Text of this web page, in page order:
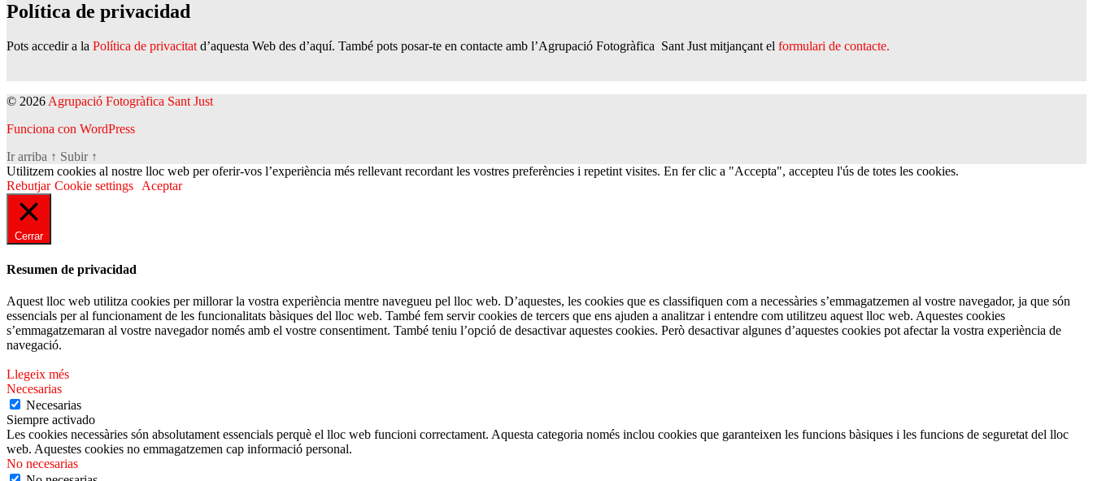
Política de privacidad
Pots accedir a la Política de privacitat d’aquesta Web des d’aquí. També pots posar-te en contacte amb l’Agrupació Fotogràfica Sant Just mitjançant el formulari de contacte.
© 2026 Agrupació Fotogràfica Sant Just
Funciona con WordPress
Ir arriba ↑ Subir ↑
Utilitzem cookies al nostre lloc web per oferir-vos l’experiència més rellevant recordant les vostres preferències i repetint visites. En fer clic a "Accepta", accepteu l'ús de totes les cookies.
Rebutjar Cookie settings Aceptar
Cerrar
Resumen de privacidad
Aquest lloc web utilitza cookies per millorar la vostra experiència mentre navegueu pel lloc web. D’aquestes, les cookies que es classifiquen com a necessàries s’emmagatzemen al vostre navegador, ja que són
essencials per al funcionament de les funcionalitats bàsiques del lloc web. També fem servir cookies de tercers que ens ajuden a analitzar i entendre com utilitzeu aquest lloc web. Aquestes cookies
s’emmagatzemaran al vostre navegador només amb el vostre consentiment. També teniu l’opció de desactivar aquestes cookies. Però desactivar algunes d’aquestes cookies pot afectar la vostra experiència de
navegació.
Llegeix més
Necesarias
Necesarias
Siempre activado
Les cookies necessàries són absolutament essencials perquè el lloc web funcioni correctament. Aquesta categoria només inclou cookies que garanteixen les funcions bàsiques i les funcions de seguretat del lloc
web. Aquestes cookies no emmagatzemen cap informació personal.
No necesarias